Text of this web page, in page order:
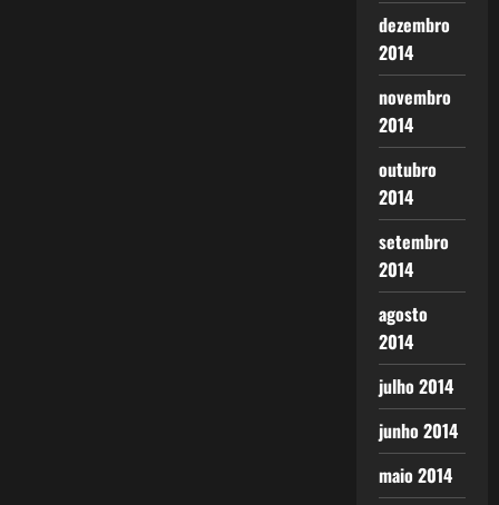
dezembro
2014
novembro
2014
outubro
2014
setembro
2014
agosto
2014
julho 2014
junho 2014
maio 2014